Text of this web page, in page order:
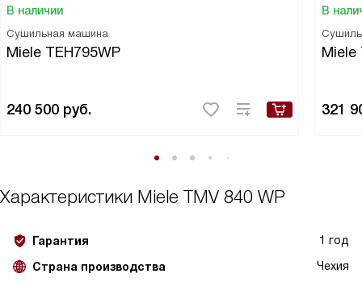
В наличии
Сушильная машина
Miele TEH795WP
240 500 руб.
В
Miele
321
Характеристики Miele TMV 840 WP
Гарантия 1 год
Страна производства Чехия